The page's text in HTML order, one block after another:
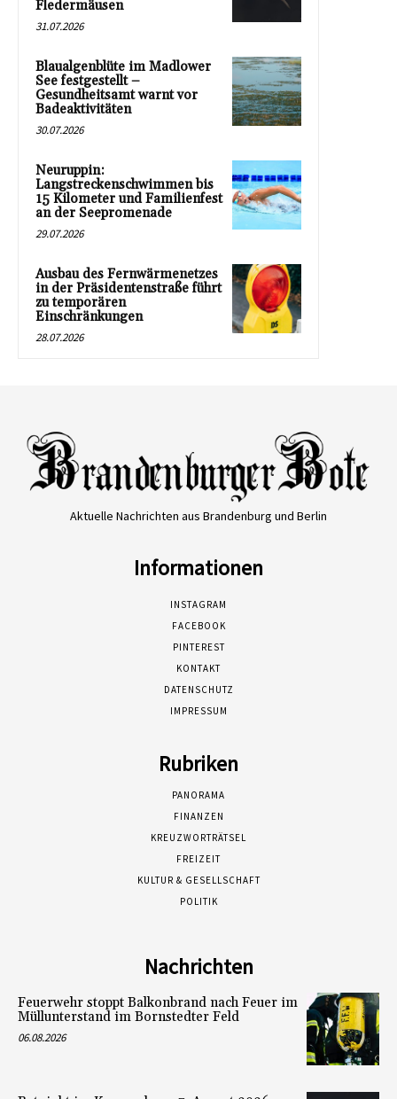
Fledermäusen
31.07.2026
Blaualgenblüte im Madlower
See festgestellt –
Gesundheitsamt warnt vor
Badeaktivitäten
30.07.2026
Neuruppin:
Langstreckenschwimmen bis
15 Kilometer und Familienfest
an der Seepromenade
29.07.2026
Ausbau des Fernwärmenetzes
in der Präsidentenstraße führt
zu temporären
Einschränkungen
28.07.2026
Aktuelle Nachrichten aus Brandenburg und Berlin
Informationen
INSTAGRAM
FACEBOOK
PINTEREST
KONTAKT
DATENSCHUTZ
IMPRESSUM
Rubriken
PANORAMA
FINANZEN
KREUZWORTRÄTSEL
FREIZEIT
KULTUR & GESELLSCHAFT
POLITIK
Nachrichten
Feuerwehr stoppt Balkonbrand nach Feuer im
Müllunterstand im Bornstedter Feld
06.08.2026